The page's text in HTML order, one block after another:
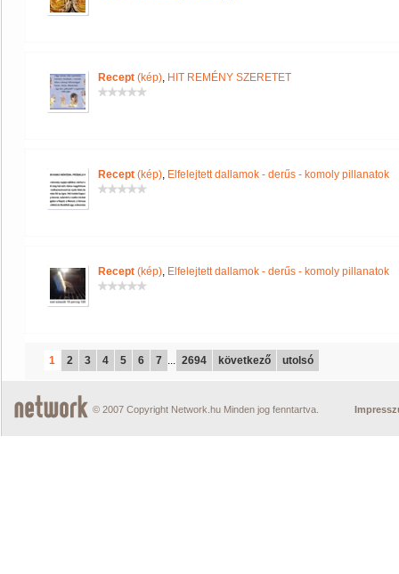
Recept (kép), HIT REMÉNY SZERETET
Recept (kép), Elfelejtett dallamok - derűs - komoly pillanatok
Recept (kép), Elfelejtett dallamok - derűs - komoly pillanatok
1 2 3 4 5 6 7 ... 2694 következő utolsó
© 2007 Copyright Network.hu Minden jog fenntartva.